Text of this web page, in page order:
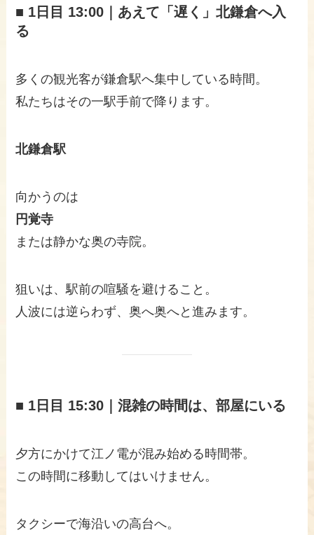
■ 1日目 13:00｜あえて「遅く」北鎌倉へ入
る
多くの観光客が鎌倉駅へ集中している時間。
私たちはその一駅手前で降ります。
北鎌倉駅
向かうのは
円覚寺
または静かな奥の寺院。
狙いは、駅前の喧騒を避けること。
人波には逆らわず、奥へ奥へと進みます。
■ 1日目 15:30｜混雑の時間は、部屋にいる
夕方にかけて江ノ電が混み始める時間帯。
この時間に移動してはいけません。
タクシーで海沿いの高台へ。